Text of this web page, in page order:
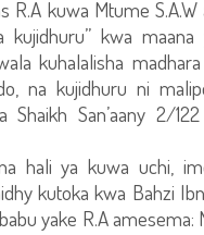
R.A kuwa Mtume S.A.W
kujidhuru” kwa
kuhalalisha
na kujidhuru ni
Shaikh San’aany 2/
hali ya kuwa uchi,
kutoka kwa Bahzi
yake R.A